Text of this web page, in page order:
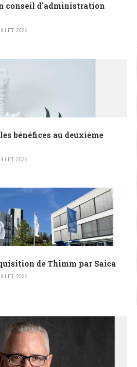
conseil d'administration
2026
bénéfices au deuxième
2026
de Thimm par Saica
2026